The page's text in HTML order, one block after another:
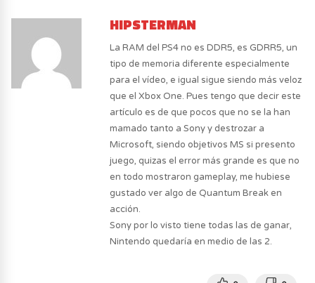
HIPSTERMAN
La RAM del PS4 no es DDR5, es GDRR5, un
tipo de memoria diferente especialmente
para el vídeo, e igual sigue siendo más veloz
que el Xbox One. Pues tengo que decir este
artículo es de que pocos que no se la han
mamado tanto a Sony y destrozar a
Microsoft, siendo objetivos MS si presento
juego, quizas el error más grande es que no
en todo mostraron gameplay, me hubiese
gustado ver algo de Quantum Break en
acción.
Sony por lo visto tiene todas las de ganar,
Nintendo quedaría en medio de las 2.